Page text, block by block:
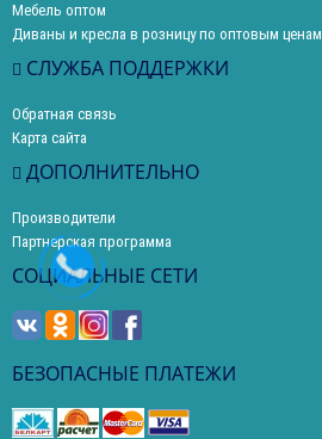
Мебель оптом
Диваны и кресла в розницу по оптовым ценам
СЛУЖБА ПОДДЕРЖКИ
Обратная связь
Карта сайта
ДОПОЛНИТЕЛЬНО
Производители
Партнерская программа
СОЦИАЛЬНЫЕ СЕТИ
БЕЗОПАСНЫЕ ПЛАТЕЖИ